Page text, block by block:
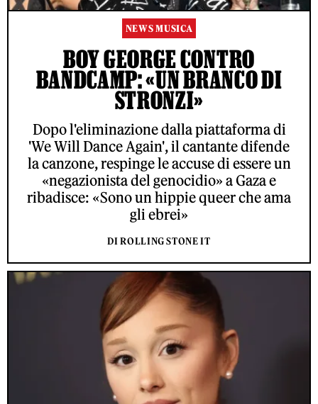
NEWS MUSICA
BOY GEORGE CONTRO
BANDCAMP: «UN BRANCO DI
STRONZI»
Dopo l'eliminazione dalla piattaforma di
'We Will Dance Again', il cantante difende
la canzone, respinge le accuse di essere un
«negazionista del genocidio» a Gaza e
ribadisce: «Sono un hippie queer che ama
gli ebrei»
DI ROLLING STONE IT